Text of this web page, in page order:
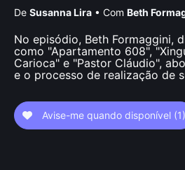
De Susanna Lira • Com Beth
No episódio, Beth Formaggini,
como "Apartamento 608",
Carioca" e "Pastor Cláudio",
e o processo de realização de
Avise-me quando disponível (1)